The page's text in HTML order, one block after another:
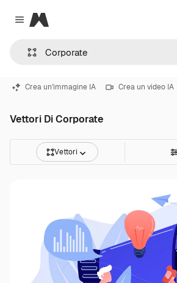
Close menu
Magnific
Crea un'immagine IA Crea un video IA
Vettori Di Corporate
Vettori